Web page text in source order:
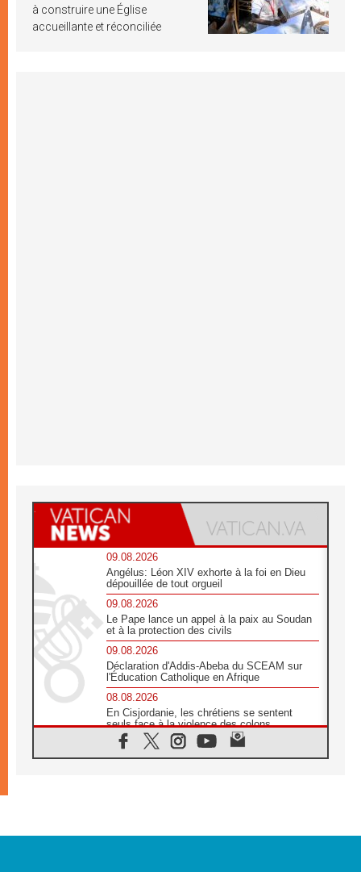
à construire une Église
accueillante et réconciliée
09.08.2026
Angélus: Léon XIV exhorte à la foi en Dieu
dépouillée de tout orgueil
09.08.2026
Le Pape lance un appel à la paix au Soudan
et à la protection des civils
09.08.2026
Déclaration d'Addis-Abeba du SCEAM sur
l'Éducation Catholique en Afrique
08.08.2026
En Cisjordanie, les chrétiens se sentent
seuls face à la violence des colons
08.08.2026
Léon XIV au sanctuaire de Notre Dame du
08.08.2026